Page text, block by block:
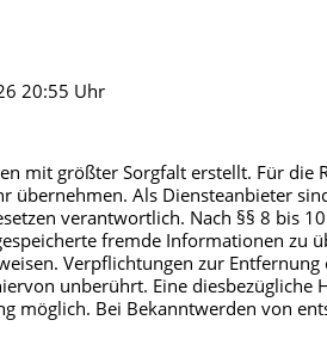
20:55 Uhr
mit größter Sorgfalt erstellt. Für
übernehmen. Als Diensteanbieter
verantwortlich. Nach §§ 8 bis
fremde Informationen zu
Verpflichtungen zur
unberührt. Eine
möglich. Bei Bekanntwerden von